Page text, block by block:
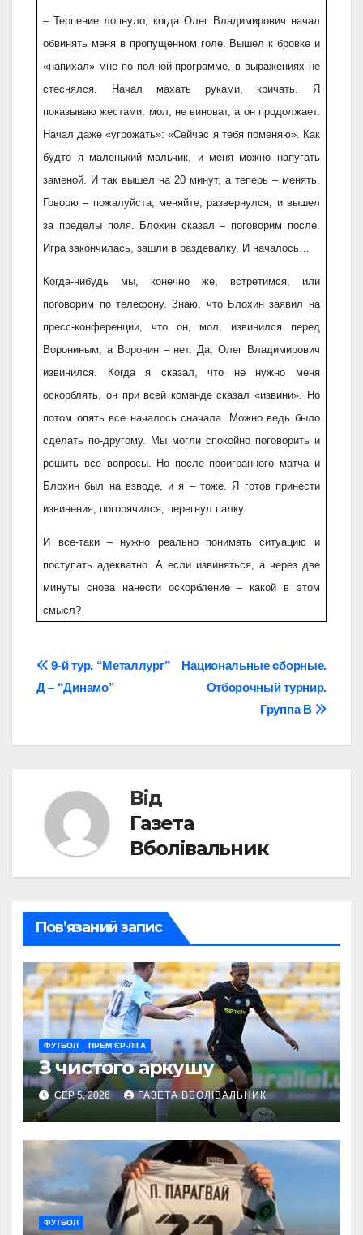
– Терпение лопнуло, когда Олег Владимирович начал
обвинять меня в пропущенном голе. Вышел к бровке и
«напихал» мне по полной программе, в выражениях не
стеснялся. Начал махать руками, кричать. Я
показываю жестами, мол, не виноват, а он продолжает.
Начал даже «угрожать»: «Сейчас я тебя поменяю». Как
будто я маленький мальчик, и меня можно напугать
заменой. И так вышел на 20 минут, а теперь – менять.
Говорю – пожалуйста, меняйте, развернулся, и вышел
за пределы поля. Блохин сказал – поговорим после.
Игра закончилась, зашли в раздевалку. И началось…
Когда-нибудь мы, конечно же, встретимся, или
поговорим по телефону. Знаю, что Блохин заявил на
пресс-конференции, что он, мол, извинился перед
Ворониным, а Воронин – нет. Да, Олег Владимирович
извинился. Когда я сказал, что не нужно меня
оскорблять, он при всей команде сказал «извини». Но
потом опять все началось сначала. Можно ведь было
сделать по-другому. Мы могли спокойно поговорить и
решить все вопросы. Но после проигранного матча и
Блохин был на взводе, и я – тоже. Я готов принести
извинения, погорячился, перегнул палку.
И все-таки – нужно реально понимать ситуацию и
поступать адекватно. А если извиняться, а через две
минуты снова нанести оскорбление – какой в этом
смысл?
Навігація
записів
Национальные сборные.
Отборочный турнир.
Группа В
9-й тур. “Металлург”
Д – “Динамо”
Від
Газета
Вболівальник
Пов’язаний запис
ФУТБОЛ ПРЕМ’ЄР-ЛІГА
З чистого аркушу
СЕР 5, 2026 ГАЗЕТА ВБОЛІВАЛЬНИК
ФУТБОЛ